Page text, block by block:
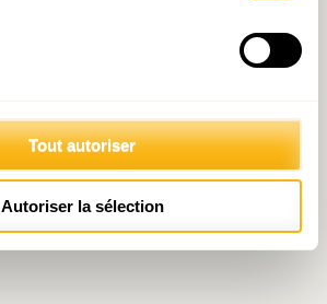
Tout autoriser
Autoriser la sélection